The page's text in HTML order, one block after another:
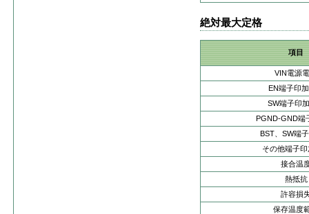
絶対最大定格
項目
VIN電源
EN端子印
SW端子印
PGND-GND端
BST、SW端
その他端子
接合温
熱抵抗
許容損
保存温度